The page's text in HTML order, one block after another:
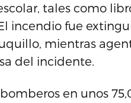
tales como
incendio fue
mientras
del incidente.
en unos